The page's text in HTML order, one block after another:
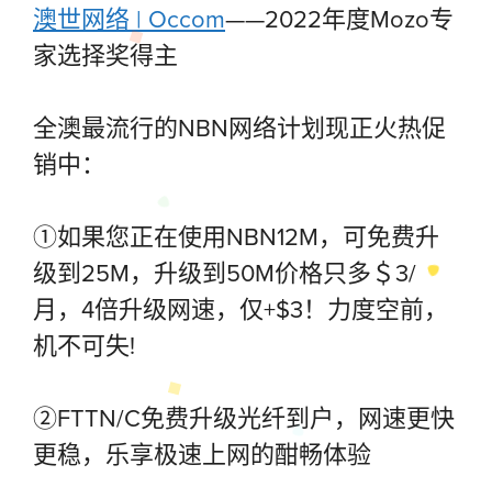
澳世网络 | Occom——2022年度Mozo专
家选择奖得主
全澳最流行的NBN网络计划现正火热促
销中：
①如果您正在使用NBN12M，可免费升
级到25M，升级到50M价格只多＄3/
月，4倍升级网速，仅+$3！力度空前，
机不可失!
②FTTN/C免费升级光纤到户，网速更快
更稳，乐享极速上网的酣畅体验